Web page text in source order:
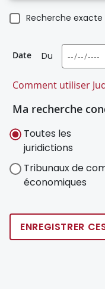
Recherche
Date Du
Comment utiliser
Ma recherche
Toutes les
juridictions
Tribunaux de
économiques
ENREGISTRER